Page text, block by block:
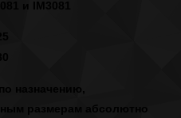
по назначению,
размерам абсолютно